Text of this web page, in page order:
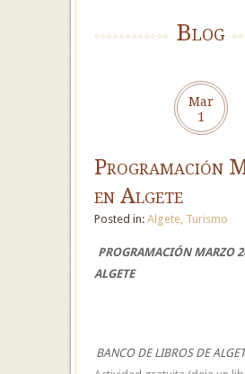
Blog
Mar
1
Programación
en Algete
Posted in: Algete, Turismo
PROGRAMACIÓN MARZO
ALGETE
BANCO DE LIBROS DE